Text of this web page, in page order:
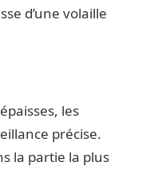
d’une volaille
les
précise.
la partie la plus